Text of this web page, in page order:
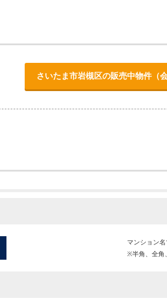
さいたま市岩槻区の販売中物件（
マンション名
※半角、全角